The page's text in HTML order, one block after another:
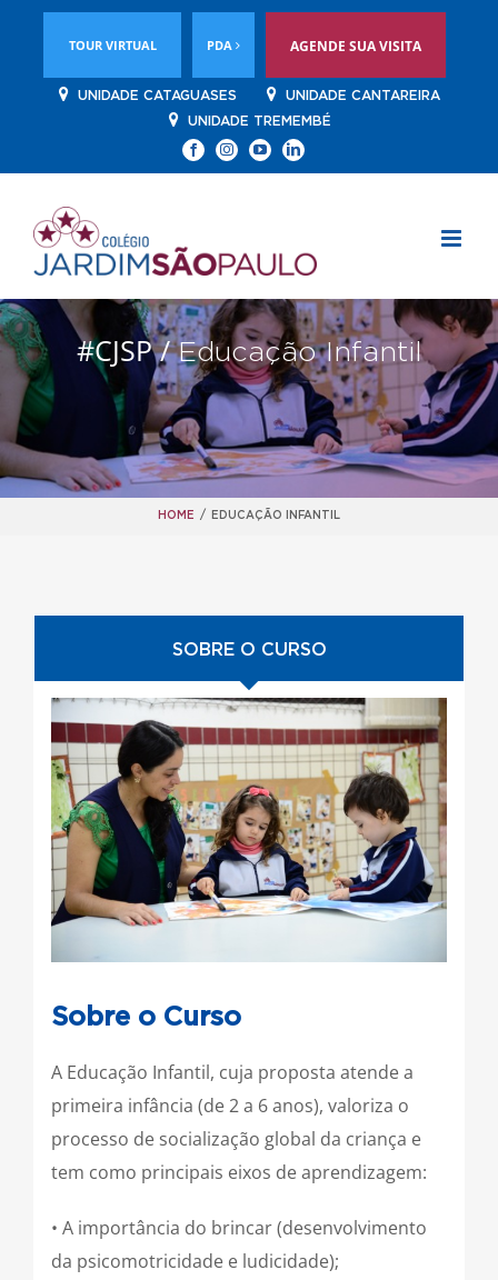
TOUR VIRTUAL PDA AGENDE SUA VISITA
UNIDADE CATAGUASES
UNIDADE CANTAREIRA
UNIDADE TREMEMBÉ
FacebookInstagramYouTubeLinkedin
#CJSP /Educação Infantil
HOME / EDUCAÇÃO INFANTIL
SOBRE O CURSO
Sobre o Curso
A Educação Infantil, cuja proposta atende a
primeira infância (de 2 a 6 anos), valoriza o
processo de socialização global da criança e
tem como principais eixos de aprendizagem:
• A importância do brincar (desenvolvimento
da psicomotricidade e ludicidade);